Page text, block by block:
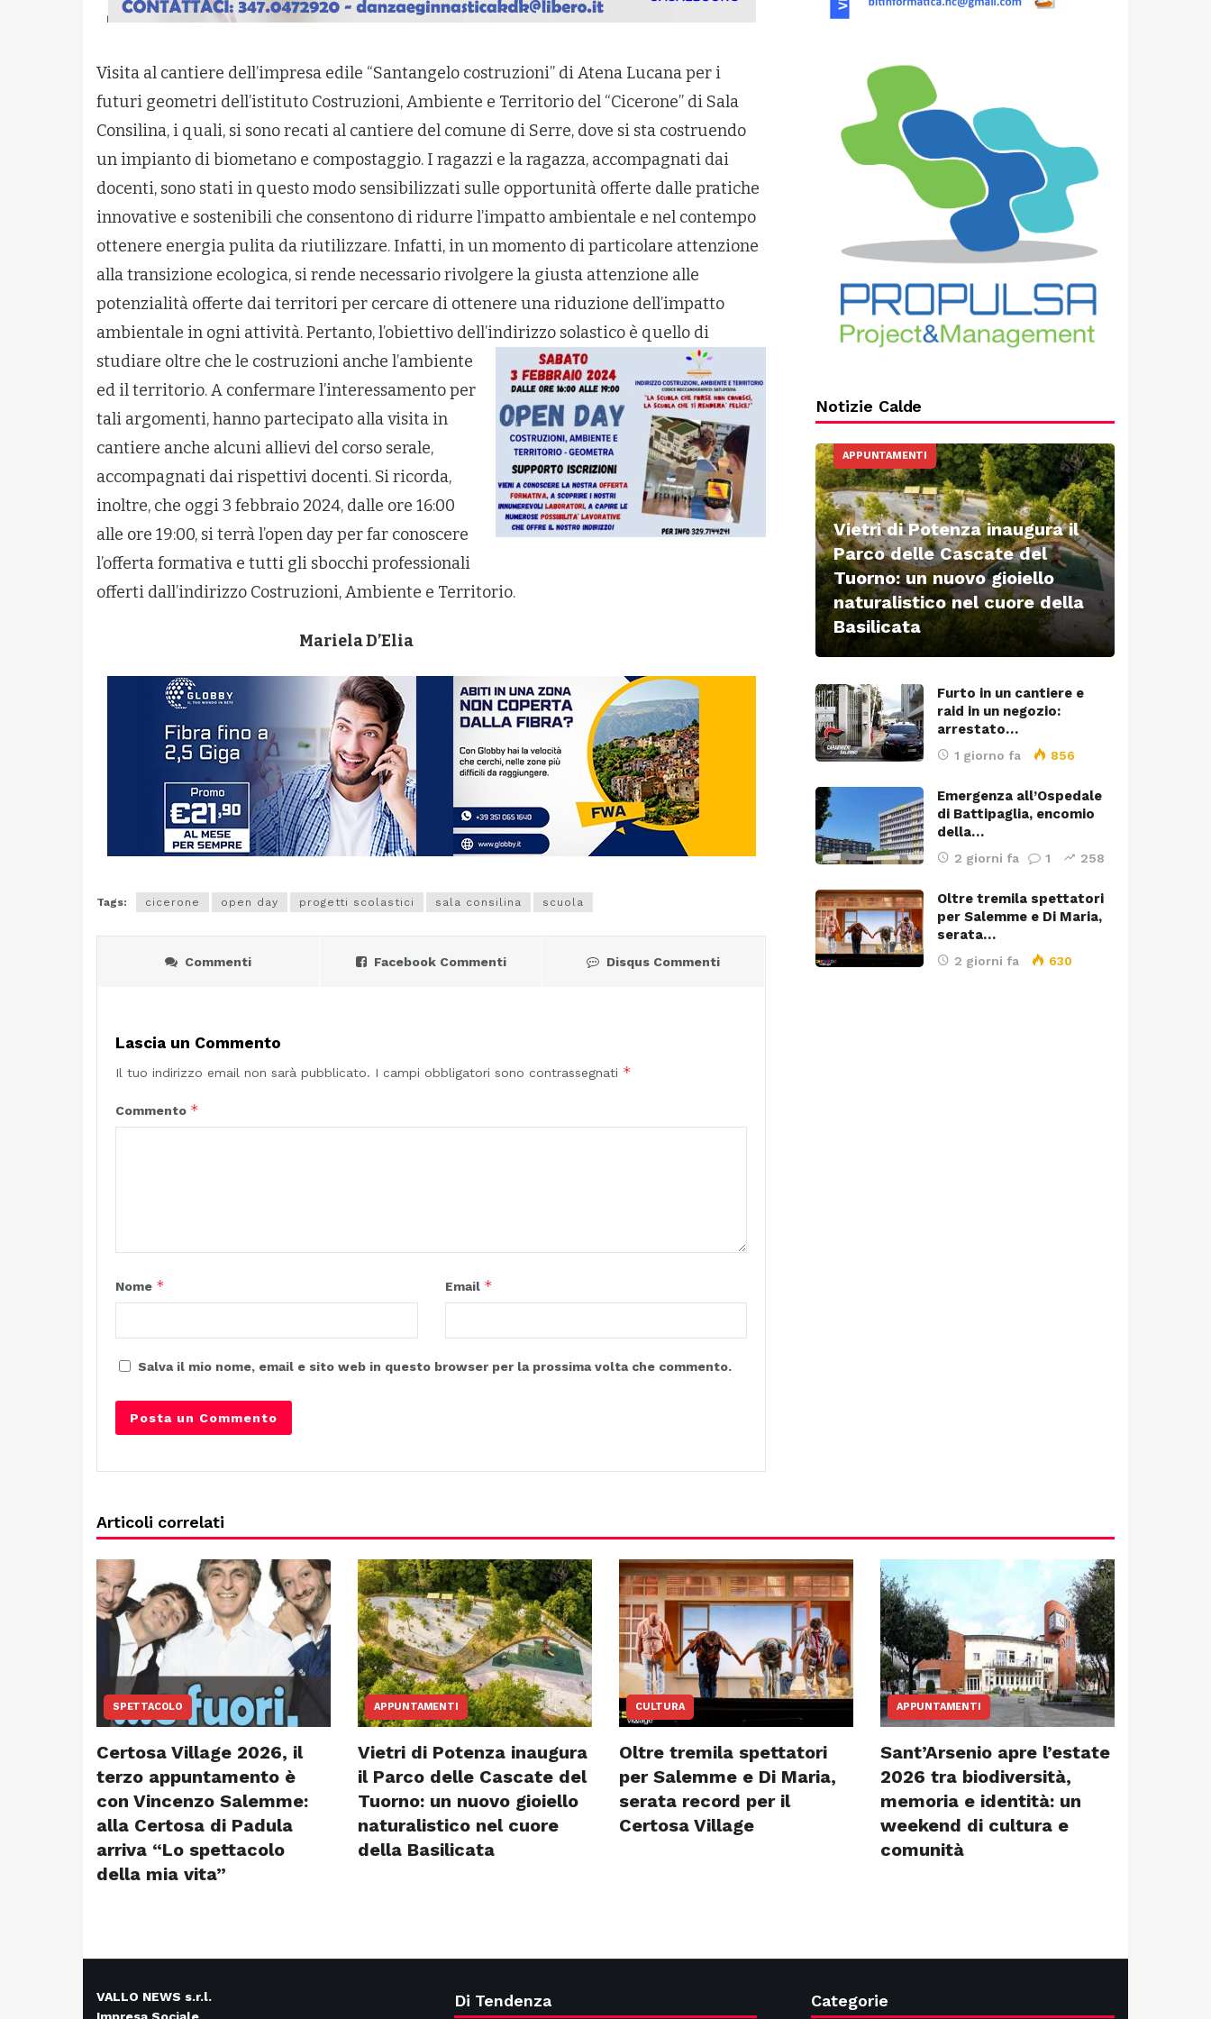
Visita al cantiere dell’impresa edile “Santangelo costruzioni” di Atena Lucana per i
futuri geometri dell’istituto Costruzioni, Ambiente e Territorio del “Cicerone” di Sala
Consilina, i quali, si sono recati al cantiere del comune di Serre, dove si sta costruendo
un impianto di biometano e compostaggio. I ragazzi e la ragazza, accompagnati dai
docenti, sono stati in questo modo sensibilizzati sulle opportunità offerte dalle pratiche
innovative e sostenibili che consentono di ridurre l’impatto ambientale e nel contempo
ottenere energia pulita da riutilizzare. Infatti, in un momento di particolare attenzione
alla transizione ecologica, si rende necessario rivolgere la giusta attenzione alle
potenzialità offerte dai territori per cercare di ottenere una riduzione dell’impatto
ambientale in ogni attività. Pertanto, l’obiettivo dell’indirizzo solastico è quello di
studiare oltre che le costruzioni anche l’ambiente
ed il territorio. A confermare l’interessamento per
tali argomenti, hanno partecipato alla visita in
cantiere anche alcuni allievi del corso serale,
accompagnati dai rispettivi docenti. Si ricorda,
inoltre, che oggi 3 febbraio 2024, dalle ore 16:00
alle ore 19:00, si terrà l’open day per far conoscere
l’offerta formativa e tutti gli sbocchi professionali
offerti dall’indirizzo Costruzioni, Ambiente e Territorio.
Mariela D’Elia
Tags: cicerone open day progetti scolastici sala consilina scuola
Commenti Facebook Commenti Disqus Commenti
Lascia un Commento
Il tuo indirizzo email non sarà pubblicato. I campi obbligatori sono contrassegnati *
Commento *
Nome * Email *
Salva il mio nome, email e sito web in questo browser per la prossima volta che commento.
Notizie Calde
APPUNTAMENTI
Vietri di Potenza inaugura il
Parco delle Cascate del
Tuorno: un nuovo gioiello
naturalistico nel cuore della
Basilicata
Furto in un cantiere e
raid in un negozio:
arrestato…
1 giorno fa 856
Emergenza all’Ospedale
di Battipaglia, encomio
della…
2 giorni fa 1 258
Oltre tremila spettatori
per Salemme e Di Maria,
serata…
2 giorni fa 630
Articoli correlati
SPETTACOLO
Certosa Village 2026, il
terzo appuntamento è
con Vincenzo Salemme:
alla Certosa di Padula
arriva “Lo spettacolo
della mia vita”
APPUNTAMENTI
Vietri di Potenza inaugura
il Parco delle Cascate del
Tuorno: un nuovo gioiello
naturalistico nel cuore
della Basilicata
CULTURA
Oltre tremila spettatori
per Salemme e Di Maria,
serata record per il
Certosa Village
APPUNTAMENTI
Sant’Arsenio apre l’estate
2026 tra biodiversità,
memoria e identità: un
weekend di cultura e
comunità
VALLO NEWS s.r.l.
Impresa Sociale
Di Tendenza Categorie